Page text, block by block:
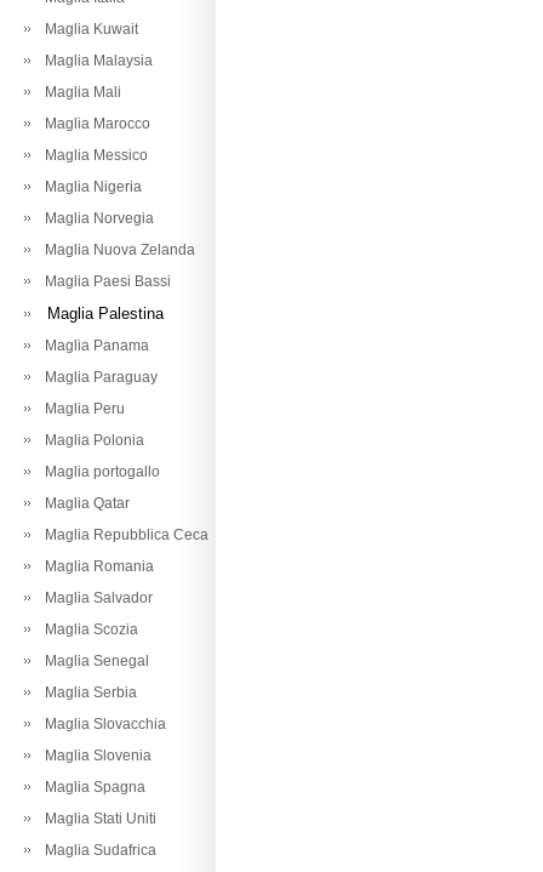
Maglia Kuwait
Maglia Malaysia
Maglia Mali
Maglia Marocco
Maglia Messico
Maglia Nigeria
Maglia Norvegia
Maglia Nuova Zelanda
Maglia Paesi Bassi
Maglia Palestina
Maglia Panama
Maglia Paraguay
Maglia Peru
Maglia Polonia
Maglia portogallo
Maglia Qatar
Maglia Repubblica Ceca
Maglia Romania
Maglia Salvador
Maglia Scozia
Maglia Senegal
Maglia Serbia
Maglia Slovacchia
Maglia Slovenia
Maglia Spagna
Maglia Stati Uniti
Maglia Sudafrica